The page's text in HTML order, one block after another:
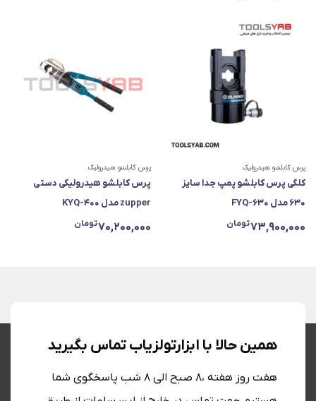
پرس کابلشو هیدرولیک
کلگی پرس کابلشو پمپ جدا سایز
۶۳۰ مدل FYQ-630
73,900,000تومان
پرس کابلشو هیدرولیک
پرس کابلشو هیدرولیکی دستی
zupper مدل KYQ-400
70,200,000تومان
همین حالا با ابزارتولزیاب تماس بگیرید
هفت روز هفته ،8 صبح الی 8 شب پاسخگوی شما